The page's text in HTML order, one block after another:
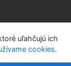
cookies
uľahčujú ich
cookies.